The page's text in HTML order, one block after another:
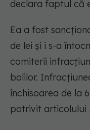
declara faptul că
Ea a fost
de lei şi i s-a
comiterii
bolilor.
închisoarea de la
potrivit articolului